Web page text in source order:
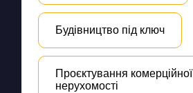
Будівництво під ключ
Проєктування комерційної
нерухомості